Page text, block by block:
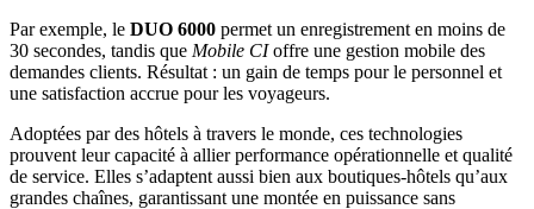
Par exemple, le DUO 6000 permet un enregistrement en moins de
30 secondes, tandis que Mobile CIoffre une gestion mobile des
demandes clients. Résultat : un gain de temps pour le personnel et
une satisfaction accrue pour les voyageurs.
Adoptées par des hôtels à travers le monde, ces technologies
prouvent leur capacité à allier performance opérationnelle et qualité
de service. Elles s’adaptent aussi bien aux boutiques-hôtels qu’aux
grandes chaînes, garantissant une montée en puissance sans